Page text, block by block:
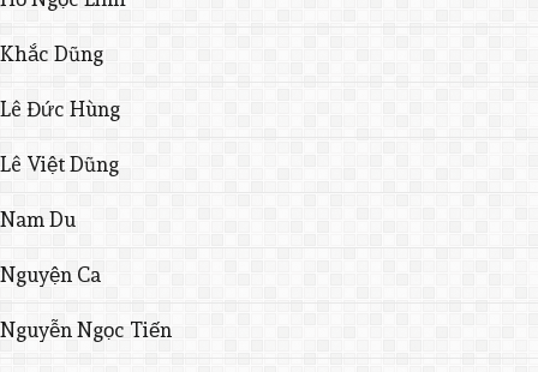
Khắc Dũng
Lê Đức Hùng
Lê Việt Dũng
Nam Du
Nguyện Ca
Nguyễn Ngọc Tiến